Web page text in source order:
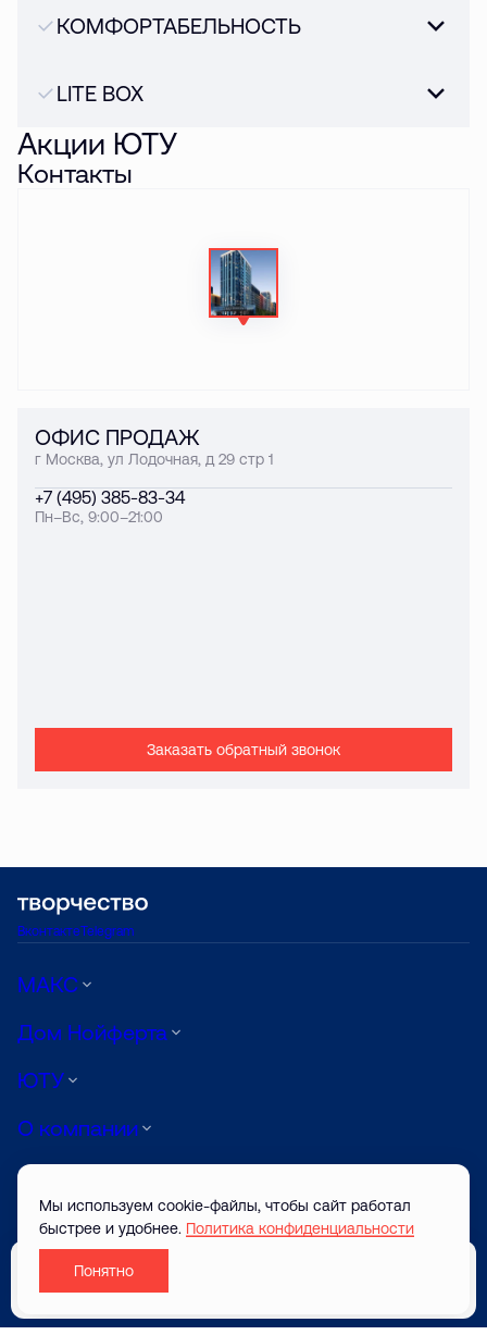
КОМФОРТАБЕЛЬНОСТЬ
LITE BOX
Акции ЮТУ
Контакты
ОФИС ПРОДАЖ
г Москва, ул Лодочная, д 29 стр 1
+7 (495) 385-83-34
Пн–Вс, 9:00–21:00
Заказать обратный звонок
ВконтактеTelegram
МАКС
Дом Нойферта
ЮТУ
О компании
Луиджи
АРТ
© ТВОРЧЕСТВО САЙТ ЗАСТРОЙЩИКА 2026
Разработано
Мы используем cookie-файлы, чтобы сайт работал
быстрее и удобнее. Политика конфиденциальности
Понятно